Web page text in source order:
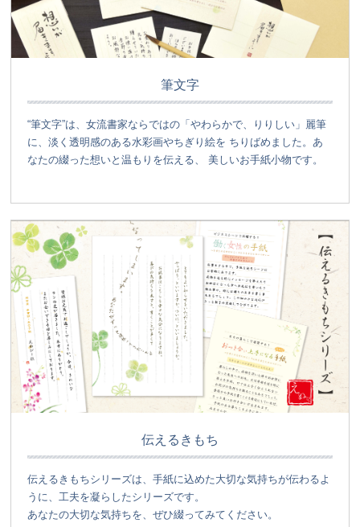
筆文字
“筆文字”は、女流書家ならではの「やわらかで、りりしい」麗筆
に、淡く透明感のある水彩画やちぎり絵を ちりばめました。あ
なたの綴った想いと温もりを伝える、 美しいお手紙小物です。
伝えるきもち
伝えるきもちシリーズは、手紙に込めた大切な気持ちが伝わるよ
うに、工夫を凝らしたシリーズです。
あなたの大切な気持ちを、ぜひ綴ってみてください。